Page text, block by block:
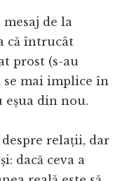
de la
că întrucât
prost (s-au
se mai implice în
eșua din nou.
relații, dar
dacă ceva a